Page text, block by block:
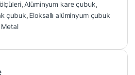
, Alüminyum kare çubuk,
çubuk, Eloksallı alüminyum çubuk
Metal